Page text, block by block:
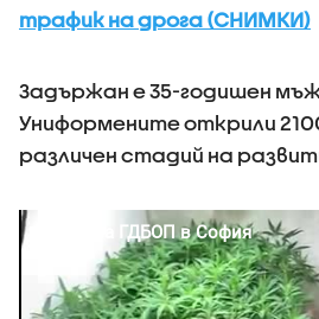
трафик на дрога (СНИМКИ)
Задържан е 35-годишен
Униформените открили
различен стадий на